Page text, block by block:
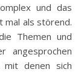
und das
mal als störend.
Themen und
angesprochen
denen sich